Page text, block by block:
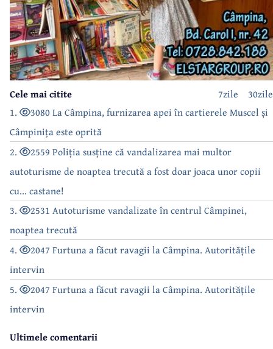
30zile
7zile
Cele mai citite
1.
3080 La Câmpina, furnizarea apei în cartierele Muscel și
Câmpinița este oprită
2.
2559 Poliția susține că vandalizarea mai multor
autoturisme de noaptea trecută a fost doar joaca unor copii
cu... castane!
3.
2531 Autoturisme vandalizate în centrul Câmpinei,
noaptea trecută
4.
2047 Furtuna a făcut ravagii la Câmpina. Autoritățile
intervin
5.
2047 Furtuna a făcut ravagii la Câmpina. Autoritățile
intervin
Ultimele comentarii